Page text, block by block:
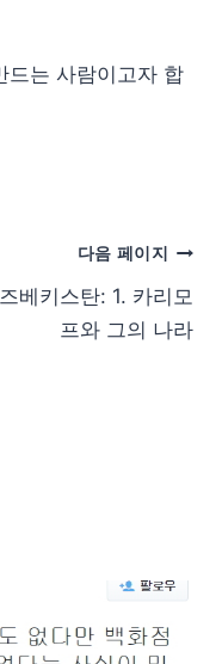
드는 사람이고자 합
다음 페이지
베키스탄: 1. 카리모
프와 그의 나라